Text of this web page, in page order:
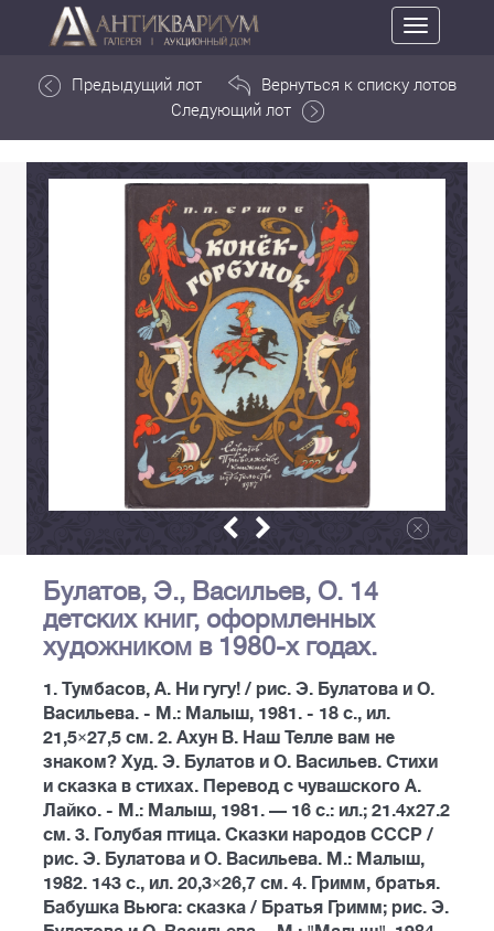
Toggle
navigation
Предыдущий лот
Вернуться к списку лотов
Следующий лот
Булатов, Э., Васильев, О. 14
детских книг, оформленных
художником в 1980-х годах.
1. Тумбасов, А. Ни гугу! / рис. Э. Булатова и О.
Васильева. - М.: Малыш, 1981. - 18 c., ил.
21,5×27,5 см. 2. Ахун В. Наш Телле вам не
знаком? Худ. Э. Булатов и О. Васильев. Стихи
и сказка в стихах. Перевод с чувашского А.
Лайко. - М.: Малыш, 1981. — 16 с.: ил.; 21.4х27.2
см. 3. Голубая птица. Сказки народов СССР /
рис. Э. Булатова и О. Васильева. М.: Малыш,
1982. 143 с., ил. 20,3×26,7 см. 4. Гримм, братья.
Бабушка Вьюга: сказка / Братья Гримм; рис. Э.